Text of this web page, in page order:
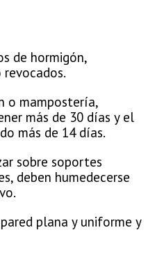
de hormigón,
o mampostería,
más de 30 días y el
más de 14 días.
sobre soportes
deben humedecerse
plana y uniforme y